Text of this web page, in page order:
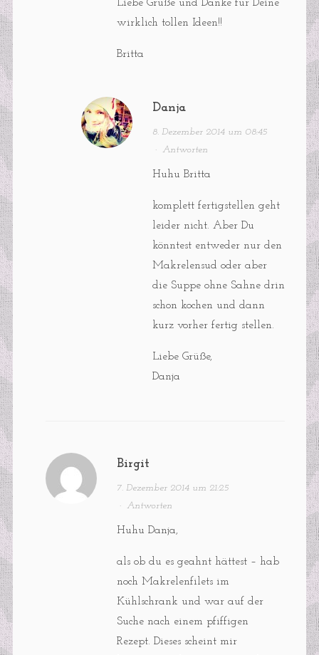
Liebe Grüße und Danke für Deine
wirklich tollen Ideen!!
Britta
Danja
8. Dezember 2014 um 08:45
· Antworten
Huhu Britta
komplett fertigstellen geht
leider nicht. Aber Du
könntest entweder nur den
Makrelensud oder aber
die Suppe ohne Sahne drin
schon kochen und dann
kurz vorher fertig stellen.
Liebe Grüße,
Danja
Birgit
7. Dezember 2014 um 21:25
· Antworten
Huhu Danja,
als ob du es geahnt hättest – hab
noch Makrelenfilets im
Kühlschrank und war auf der
Suche nach einem pfiffigen
Rezept. Dieses scheint mir